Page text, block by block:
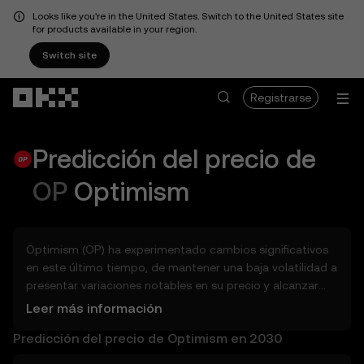
Looks like you're in the United States. Switch to the United States site
for products available in your region.
Switch site
Registrarse
Predicción del precio de
OP Optimism
Optimism (OP) ha experimentado cambios significativos
en este último tiempo, de mantener una baja volatilidad a
presentar variaciones notables en su precio y alcanzar
nuevos máximos históricos. Entonces, ¿cuánto podría
2028, 2030 o 2040? Explora las herramientas que pueden
Leer más información
Predicción del precio de Optimism en 2030